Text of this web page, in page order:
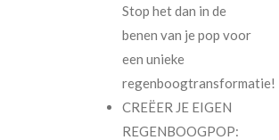
Stop het dan in de
benen van je pop voor
een unieke
regenboogtransformatie!
CREËER JE EIGEN
REGENBOOGPOP: